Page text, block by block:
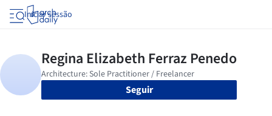
Iniciar sessão
Seguir